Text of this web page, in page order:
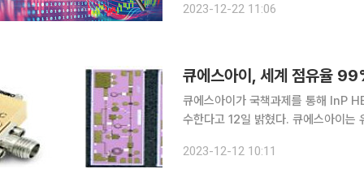
는 전일대비 570원(6.18%) 상승한
2023-12-22 11:06
큐에스아이가 국책과제를 통해 InP
수한다고 12일 밝혔다. 큐에스아이는 유럽연합과 산업통상자원부가 주관하는 국제공동기술개발 사
2023-12-12 10:11